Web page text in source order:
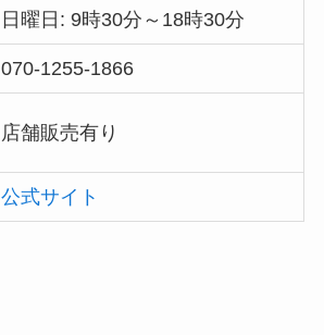
日曜日: 9時30分～18時30分
070-1255-1866
店舗販売有り
公式サイト